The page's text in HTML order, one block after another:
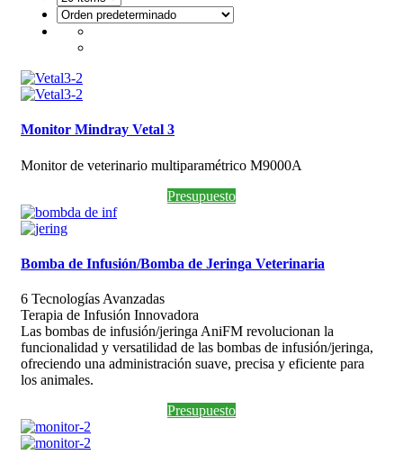
Monitor Mindray Vetal 3
Monitor de veterinario multiparamétrico M9000A
Presupuesto
Bomba de Infusión/Bomba de Jeringa Veterinaria
6 Tecnologías Avanzadas
Terapia de Infusión Innovadora
Las bombas de infusión/jeringa AniFM revolucionan la
funcionalidad y versatilidad de las bombas de infusión/jeringa,
ofreciendo una administración suave, precisa y eficiente para
los animales.
Presupuesto